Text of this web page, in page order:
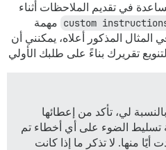
في تقديم الملاحظات أثناء
custom مهمة
المثال المذكور أعلاه، يمكنني أن
تقريرك بناءً على طلبك الأولي
لي، تأكد من إعطائها
تسليط الضوء على أي أخطاء تم
منها. لا تذكر ما إذا كانت